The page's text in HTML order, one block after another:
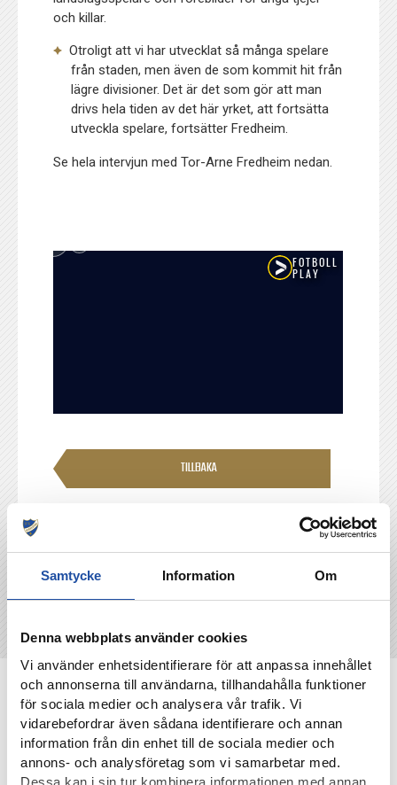
Samtycke Information Om
Denna webbplats använder cookies
Vi använder enhetsidentifierare för att anpassa innehållet
och annonserna till användarna, tillhandahålla funktioner
för sociala medier och analysera vår trafik. Vi
vidarebefordrar även sådana identifierare och annan
information från din enhet till de sociala medier och
annons- och analysföretag som vi samarbetar med.
Dessa kan i sin tur kombinera informationen med annan
och killar.
Otroligt att vi har utvecklat så många spelare
från staden, men även de som kommit hit från
lägre divisioner. Det är det som gör att man
drivs hela tiden av det här yrket, att fortsätta
utveckla spelare, fortsätter Fredheim.
Se hela intervjun med Tor-Arne Fredheim nedan.
TILLBAKA
NYHETER